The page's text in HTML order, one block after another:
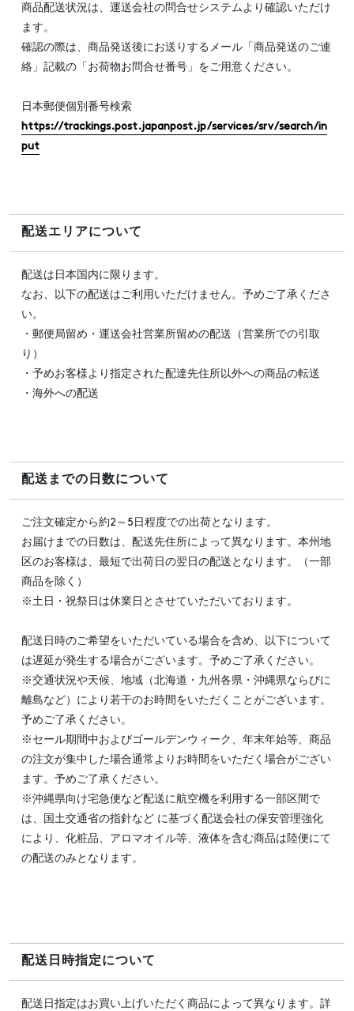
商品配送状況は、運送会社の問合せシステムより確認いただけ
ます。
確認の際は、商品発送後にお送りするメール「商品発送のご連
絡」記載の「お荷物お問合せ番号」をご用意ください。
日本郵便個別番号検索
https://trackings.post.japanpost.jp/services/srv/search/in
put
配送エリアについて
配送は日本国内に限ります。
なお、以下の配送はご利用いただけません。予めご了承くださ
い。
・郵便局留め・運送会社営業所留めの配送（営業所での引取
り）
・予めお客様より指定された配達先住所以外への商品の転送
・海外への配送
配送までの日数について
ご注文確定から約2～5日程度での出荷となります。
お届けまでの日数は、配送先住所によって異なります。本州地
区のお客様は、最短で出荷日の翌日の配送となります。（一部
商品を除く）
※土日・祝祭日は休業日とさせていただいております。
配送日時のご希望をいただいている場合を含め、以下について
は遅延が発生する場合がございます。予めご了承ください。
※交通状況や天候、地域（北海道・九州各県・沖縄県ならびに
離島など）により若干のお時間をいただくことがございます。
予めご了承ください。
※セール期間中およびゴールデンウィーク、年末年始等、商品
の注文が集中した場合通常よりお時間をいただく場合がござい
ます。予めご了承ください。
※沖縄県向け宅急便など配送に航空機を利用する一部区間で
は、国土交通省の指針など に基づく配送会社の保安管理強化
により、化粧品、アロマオイル等、液体を含む商品は陸便にて
の配送のみとなります。
配送日時指定について
配送日指定はお買い上げいただく商品によって異なります。詳